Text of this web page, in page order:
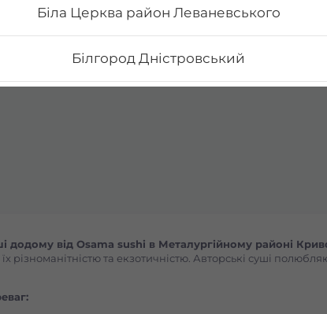
Біла Церква район Леваневського
Білгород Дністровський
Бровари Бульвар Незалежності Масив
від Osama sushi в Металургійному районі
та екзотичністю. Авторські суші